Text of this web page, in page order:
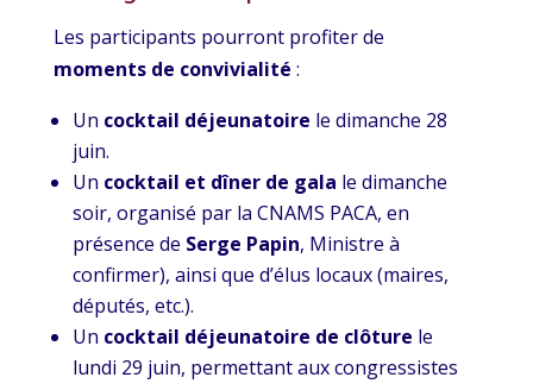
Les participants pourront profiter de
moments de convivialité :
Un cocktail déjeunatoire le dimanche 28
juin.
Un cocktail et dîner de gala le dimanche
soir, organisé par la CNAMS PACA, en
présence de Serge Papin, Ministre à
confirmer), ainsi que d’élus locaux (maires,
députés, etc.).
Un cocktail déjeunatoire de clôture le
lundi 29 juin, permettant aux congressistes